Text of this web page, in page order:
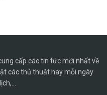
cấp các tin tức mới nhất về
các thủ thuật hay mỗi ngày